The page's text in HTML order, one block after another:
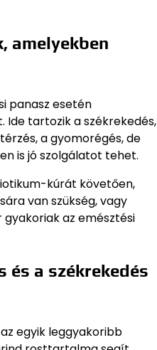
amelyekben
panasz esetén
tartozik a székrekedés,
a gyomorégés, de
is jó szolgálatot tehet.
kúrát követően,
van szükség, vagy
az emésztési
és a székrekedés
egyik leggyakoribb